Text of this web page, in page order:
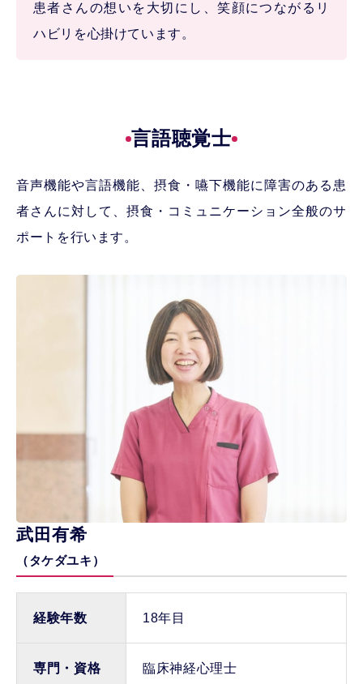
患者さんの想いを大切にし、笑顔につながるリ
ハビリを心掛けています。
言語聴覚士
音声機能や言語機能、摂食・嚥下機能に障害のある患
者さんに対して、摂食・コミュニケーション全般のサ
ポートを行います。
武田有希
（タケダユキ）
経験年数 18年目
専門・資格 臨床神経心理士